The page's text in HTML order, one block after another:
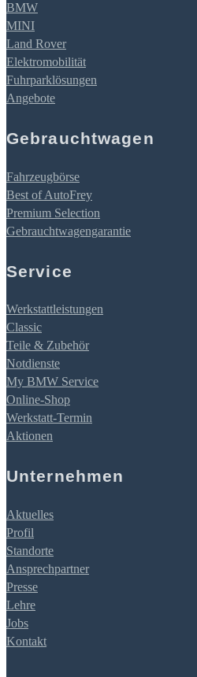
BMW
MINI
Land Rover
Elektromobilität
Fuhrparklösungen
Angebote
Gebrauchtwagen
Fahrzeugbörse
Best of AutoFrey
Premium Selection
Gebrauchtwagengarantie
Service
Werkstattleistungen
Classic
Teile & Zubehör
Notdienste
My BMW Service
Online-Shop
Werkstatt-Termin
Aktionen
Unternehmen
Aktuelles
Profil
Standorte
Ansprechpartner
Presse
Lehre
Jobs
Kontakt